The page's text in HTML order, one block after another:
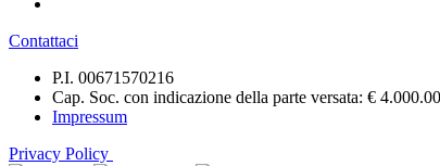
Contattaci
P.I. 00671570216
Cap. Soc. con indicazione della parte versata: €
Impressum
Privacy Policy